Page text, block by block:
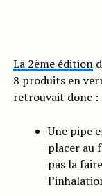
La 2ème édition
8 produits en
retrouvait donc :
Une pipe
placer au
pas la